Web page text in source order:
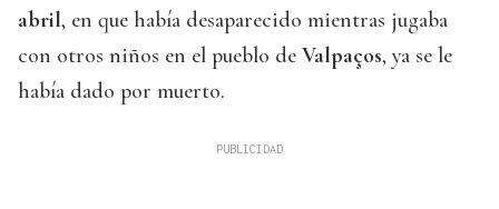
abril, en que había desaparecido mientras jugaba
con otros niños en el pueblo de Valpaços, ya se le
había dado por muerto.